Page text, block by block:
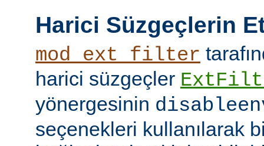
Harici Süzgeçlerin
mod_ext_filter
harici süzgeçler
yönergesinin
seçenekleri kullanılarak